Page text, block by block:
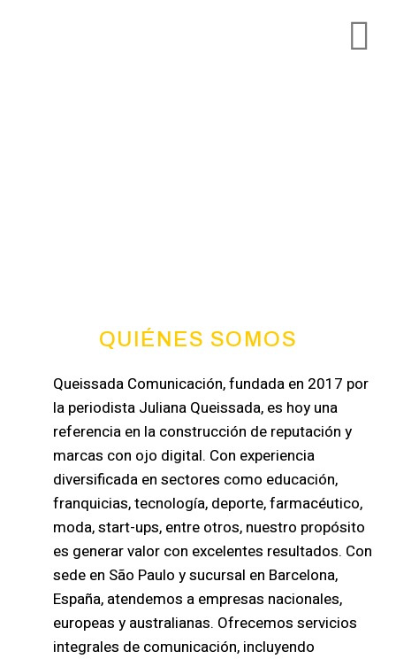
QUIÉNES SOMOS
Queissada Comunicación, fundada en 2017 por
la periodista Juliana Queissada, es hoy una
referencia en la construcción de reputación y
marcas con ojo digital. Con experiencia
diversificada en sectores como educación,
franquicias, tecnología, deporte, farmacéutico,
moda, start-ups, entre otros, nuestro propósito
es generar valor con excelentes resultados. Con
sede en São Paulo y sucursal en Barcelona,
España, atendemos a empresas nacionales,
europeas y australianas. Ofrecemos servicios
integrales de comunicación, incluyendo